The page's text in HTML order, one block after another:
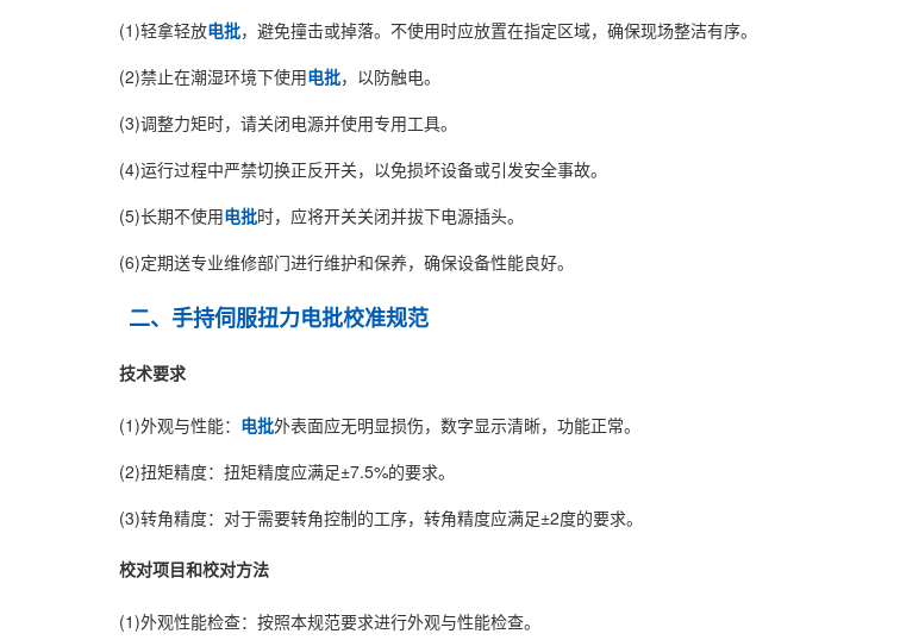
(1)轻拿轻放电批，避免撞击或掉落。不使用时应放置在指定区域，确保现场整洁有序。
(2)禁止在潮湿环境下使用电批，以防触电。
(3)调整力矩时，请关闭电源并使用专用工具。
(4)运行过程中严禁切换正反开关，以免损坏设备或引发安全事故。
(5)长期不使用电批时，应将开关关闭并拔下电源插头。
(6)定期送专业维修部门进行维护和保养，确保设备性能良好。
二、手持伺服扭力电批校准规范
技术要求
(1)外观与性能： 电批外表面应无明显损伤，数字显示清晰，功能正常。
(2)扭矩精度：扭矩精度应满足±7.5%的要求。
(3)转角精度：对于需要转角控制的工序，转角精度应满足±2度的要求。
校对项目和校对方法
(1)外观性能检查：按照本规范要求进行外观与性能检查。